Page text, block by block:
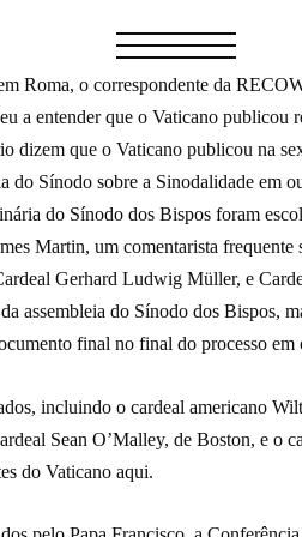
Roma, o correspondente da
a entender que o Vaticano publicou
dizem que o Vaticano publicou na
do Sínodo sobre a Sinodalidade em
do Sínodo dos Bispos foram
Martin, um comentarista
Gerhard Ludwig Müller, e
assembleia do Sínodo dos Bispos,
final no final do processo em
incluindo o cardeal americano
Sean O’Malley, de Boston, e o
do Vaticano aqui.